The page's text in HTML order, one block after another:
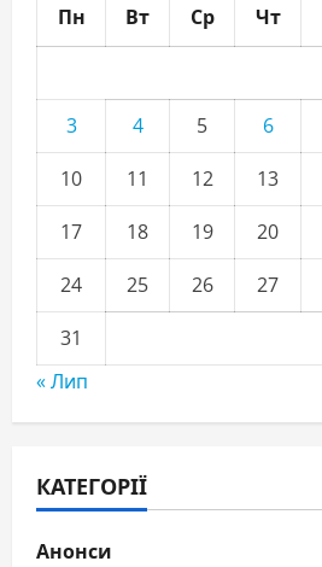
Пн Вт Ср Чт
3
4 5 6
10
11 12 13
17
18 19 20
24
25 26 27
31
« Лип
КАТЕГОРІЇ
Анонси